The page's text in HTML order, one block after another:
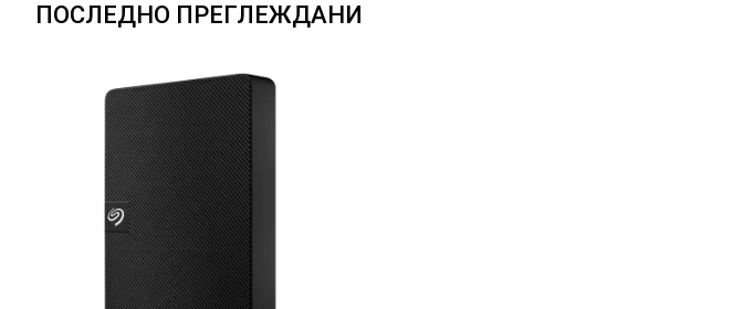
ПОСЛЕДНО ПРЕГЛЕЖДАНИ